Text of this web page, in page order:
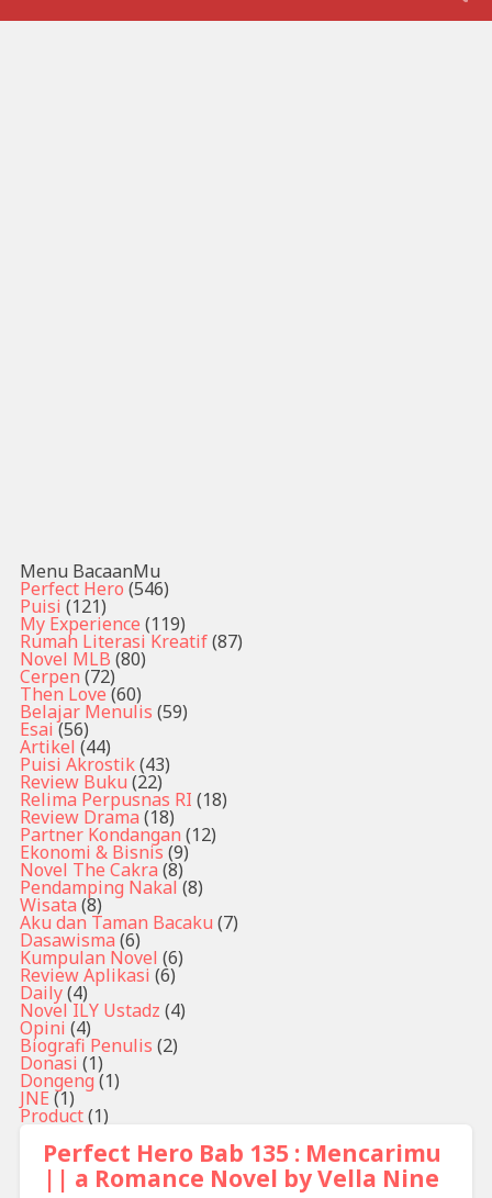
Menu BacaanMu
Perfect Hero (546)
Puisi (121)
My Experience (119)
Rumah Literasi Kreatif(87)
Novel MLB (80)
Cerpen (72)
Then Love (60)
Belajar Menulis (59)
Esai (56)
Artikel (44)
Puisi Akrostik(43)
Review Buku (22)
Relima Perpusnas RI (18)
Review Drama (18)
Partner Kondangan (12)
Ekonomi & Bisnis (9)
Novel The Cakra (8)
Pendamping Nakal (8)
Wisata (8)
Aku dan Taman Bacaku (7)
Dasawisma (6)
Kumpulan Novel (6)
Review Aplikasi (6)
Daily(4)
Novel ILY Ustadz (4)
Opini (4)
Biografi Penulis (2)
Donasi (1)
Dongeng (1)
JNE (1)
Product(1)
Perfect Hero Bab 135 : Mencarimu
|| a Romance Novel by Vella Nine